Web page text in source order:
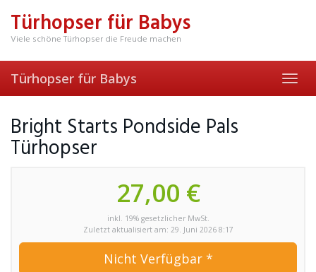
mainTürhopser für Babys
Viele schöne Türhopser die Freude machen
Türhopser für Babys
Bright Starts Pondside Pals
Türhopser
27,00 €
inkl. 19% gesetzlicher MwSt.
Zuletzt aktualisiert am: 29. Juni 2026 8:17
Nicht Verfügbar *